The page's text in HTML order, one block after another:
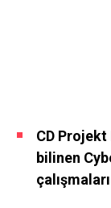
CD
bilinen